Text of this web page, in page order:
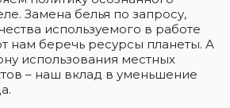
Замена белья по запросу,
используемого в работе
нам беречь ресурсы планеты. А
использования местных
– наш вклад в уменьшение